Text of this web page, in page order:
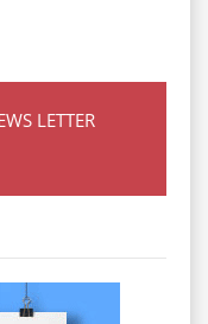
LETTER